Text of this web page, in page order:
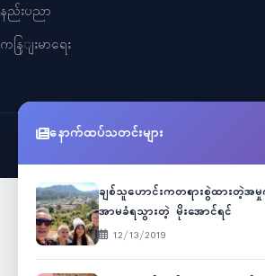
နည်းပညာ
ကနြျးမာရေး
Myanmar Cele News
နောက်ထပ်သတင်းများ
ချစ်သူဟောင်းကတရားစွဲထားတဲ့အ
အာမခံရသွားတဲ့ မိုးအောင်ရင်
12/13/2019